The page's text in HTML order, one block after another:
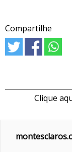
Compartilhe
Clique